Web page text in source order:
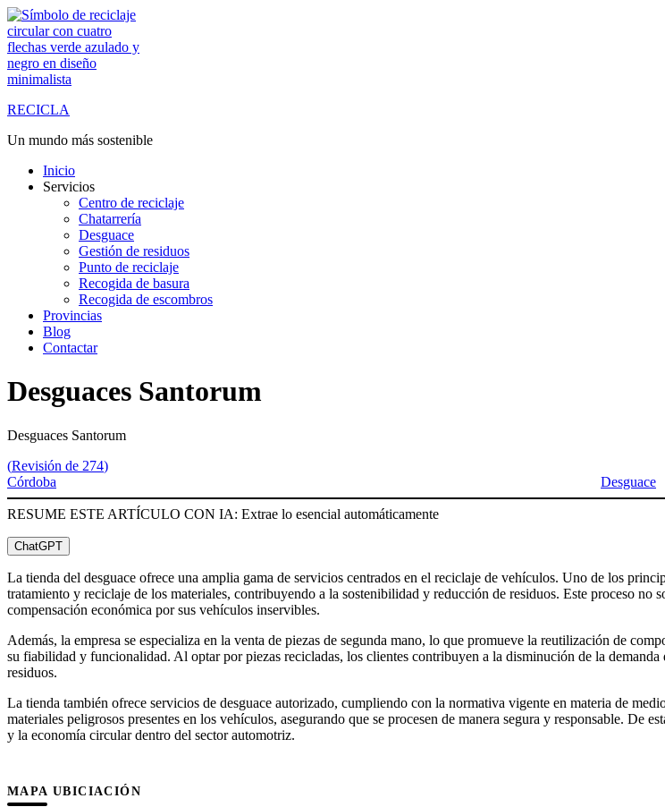
Saltar
al
contenido
RECICLA
Un mundo más sostenible
Inicio
Servicios
Centro de reciclaje
Chatarrería
Desguace
Gestión de residuos
Punto de reciclaje
Recogida de basura
Recogida de escombros
Provincias
Blog
Contactar
Desguaces Santorum
Desguaces Santorum
(Revisión de 274)
Córdoba
Desguace
RESUME ESTE ARTÍCULO CON IA: Extrae lo esencial automáticamente
ChatGPT
La tienda del desguace ofrece una amplia gama de servicios centrados en el reciclaje de vehículos. Uno de los
tratamiento y reciclaje de los materiales, contribuyendo a la sostenibilidad y reducción de residuos. Este proceso
compensación económica por sus vehículos inservibles.
Además, la empresa se especializa en la venta de piezas de segunda mano, lo que promueve la reutilización de
su fiabilidad y funcionalidad. Al optar por piezas recicladas, los clientes contribuyen a la disminución de la
residuos.
La tienda también ofrece servicios de desguace autorizado, cumpliendo con la normativa vigente en materia de
materiales peligrosos presentes en los vehículos, asegurando que se procesen de manera segura y responsable. De
y la economía circular dentro del sector automotriz.
MAPA UBICIACIÓN